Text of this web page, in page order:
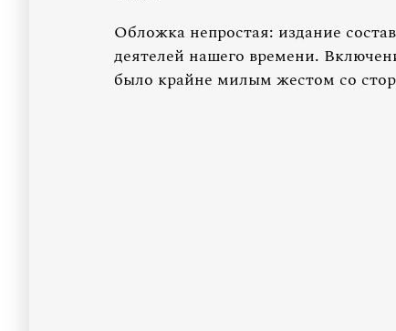
Обложка непростая: издание
деятелей нашего времени.
было крайне милым жестом со